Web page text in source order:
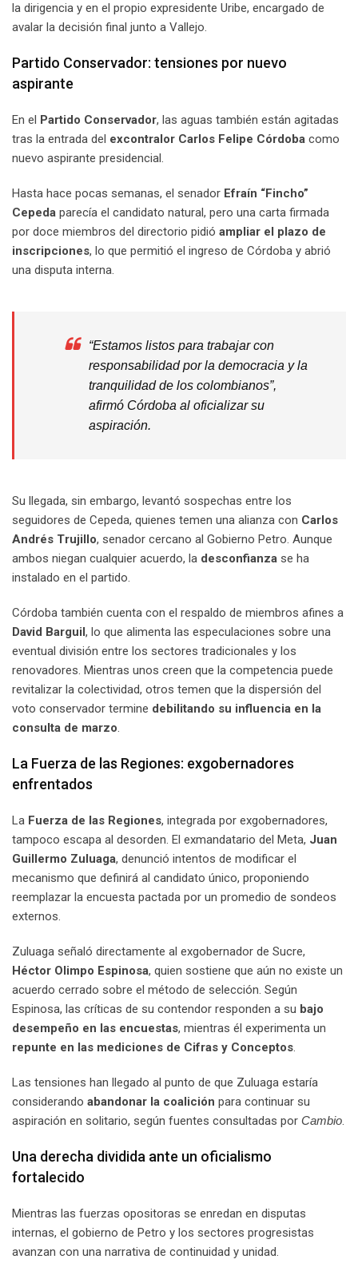
la dirigencia y en el propio expresidente Uribe, encargado de
avalar la decisión final junto a Vallejo.
Partido Conservador: tensiones por nuevo
aspirante
En el Partido Conservador, las aguas también están agitadas
tras la entrada del excontralor Carlos Felipe Córdoba como
nuevo aspirante presidencial.
Hasta hace pocas semanas, el senador Efraín “Fincho”
Cepeda parecía el candidato natural, pero una carta firmada
por doce miembros del directorio pidió ampliar el plazo de
inscripciones, lo que permitió el ingreso de Córdoba y abrió
una disputa interna.
“Estamos listos para trabajar con
responsabilidad por la democracia y la
tranquilidad de los colombianos”,
afirmó Córdoba al oficializar su
aspiración.
Su llegada, sin embargo, levantó sospechas entre los
seguidores de Cepeda, quienes temen una alianza con Carlos
Andrés Trujillo, senador cercano al Gobierno Petro. Aunque
ambos niegan cualquier acuerdo, la desconfianza se ha
instalado en el partido.
Córdoba también cuenta con el respaldo de miembros afines a
David Barguil, lo que alimenta las especulaciones sobre una
eventual división entre los sectores tradicionales y los
renovadores. Mientras unos creen que la competencia puede
revitalizar la colectividad, otros temen que la dispersión del
voto conservador termine debilitando su influencia en la
consulta de marzo.
La Fuerza de las Regiones: exgobernadores
enfrentados
La Fuerza de las Regiones, integrada por exgobernadores,
tampoco escapa al desorden. El exmandatario del Meta, Juan
Guillermo Zuluaga, denunció intentos de modificar el
mecanismo que definirá al candidato único, proponiendo
reemplazar la encuesta pactada por un promedio de sondeos
externos.
Zuluaga señaló directamente al exgobernador de Sucre,
Héctor Olimpo Espinosa, quien sostiene que aún no existe un
acuerdo cerrado sobre el método de selección. Según
Espinosa, las críticas de su contendor responden a su bajo
desempeño en las encuestas, mientras él experimenta un
repunte en las mediciones de Cifras y Conceptos.
Las tensiones han llegado al punto de que Zuluaga estaría
considerando abandonar la coalición para continuar su
aspiración en solitario, según fuentes consultadas por Cambio.
Una derecha dividida ante un oficialismo
fortalecido
Mientras las fuerzas opositoras se enredan en disputas
internas, el gobierno de Petro y los sectores progresistas
avanzan con una narrativa de continuidad y unidad.